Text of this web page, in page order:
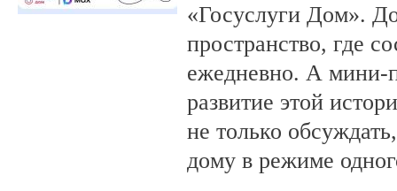
«Госуслуги Дом».
пространство, где
ежедневно. А мини-
развитие этой
не только
дому в режиме